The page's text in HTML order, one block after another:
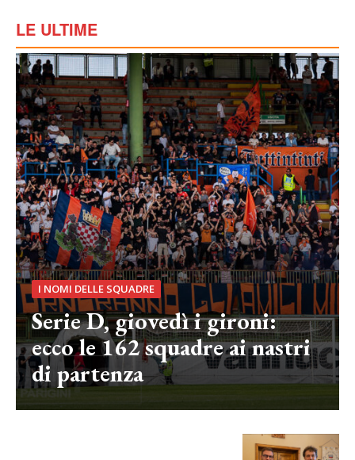
LE ULTIME
I NOMI DELLE SQUADRE
Serie D, giovedì i gironi:
ecco le 162 squadre ai nastri
di partenza